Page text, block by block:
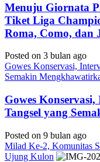
Menuju Giornata
Tiket Liga
Roma, Como, dan
Posted on 3 bulan ago
Gowes Konservasi,
Semakin
Gowes
Tangsel yang
Posted on 9 bulan ago
Milad Ke-2, Komunitas
Ujung Kulon